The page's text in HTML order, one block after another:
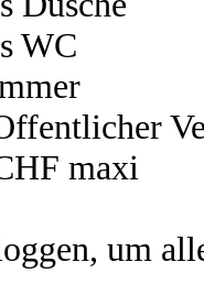
WC
maxi
um